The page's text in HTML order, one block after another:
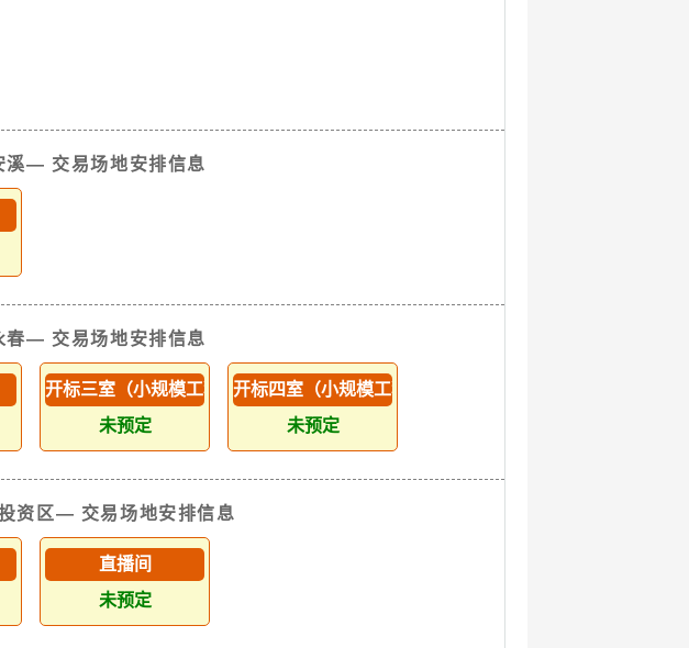
溪— 交易场地安排信息
春— 交易场地安排信息
开标三室（小规模工程）
未预定
开标四室（小规模工程）
未预定
资区— 交易场地安排信息
直播间
未预定